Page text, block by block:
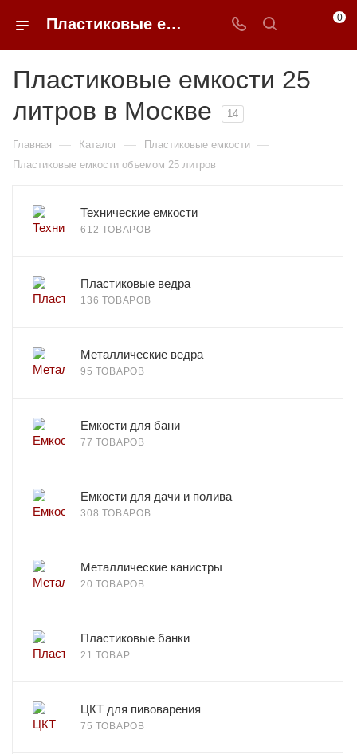
Пластиковые емкости 25 литров в Москве 0
Пластиковые емкости 25
литров в Москве
14
Главная — Каталог — Пластиковые емкости —
Пластиковые емкости объемом 25 литров
Технические емкости
612 ТОВАРОВ
Пластиковые ведра
136 ТОВАРОВ
Металлические ведра
95 ТОВАРОВ
Емкости для бани
77 ТОВАРОВ
Емкости для дачи и полива
308 ТОВАРОВ
Металлические канистры
20 ТОВАРОВ
Пластиковые банки
21 ТОВАР
ЦКТ для пивоварения
75 ТОВАРОВ